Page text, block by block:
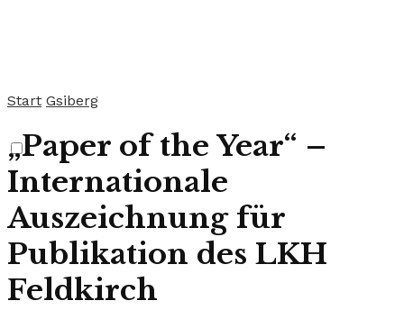
Start Gsiberg
„Paper of the Year“ –
Internationale
Auszeichnung für
Publikation des LKH
Feldkirch